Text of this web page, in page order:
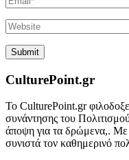
CulturePoint.gr
Το CulturePoint.gr
συνάντησης του
άποψη για τα δρώμενα,. Με
συνιστά τον καθημερινό